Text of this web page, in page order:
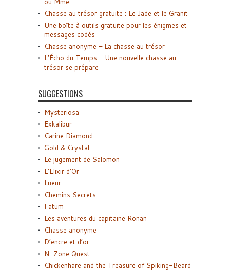
Chasse au trésor gratuite : Le Jade et le Granit
Une boîte à outils gratuite pour les énigmes et
messages codés
Chasse anonyme – La chasse au trésor
L’Écho du Temps – Une nouvelle chasse au
trésor se prépare
SUGGESTIONS
Mysteriosa
Exkalibur
Carine Diamond
Gold & Crystal
Le jugement de Salomon
L’Elixir d’Or
Lueur
Chemins Secrets
Fatum
Les aventures du capitaine Ronan
Chasse anonyme
D’encre et d’or
N-Zone Quest
Chickenhare and the Treasure of Spiking-Beard